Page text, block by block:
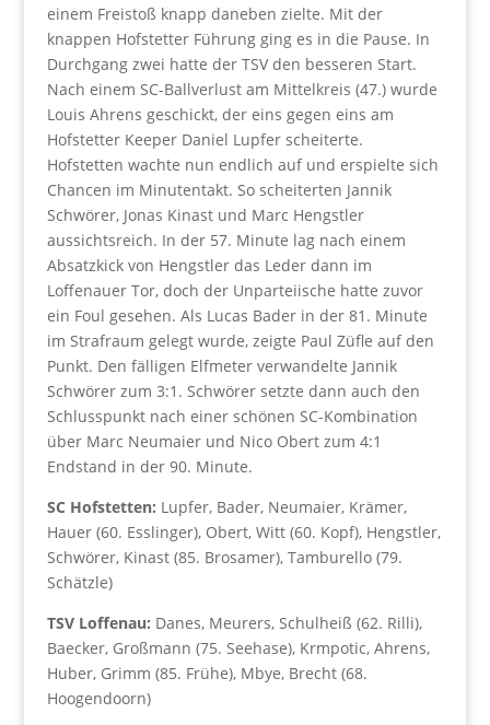
einem Freistoß knapp daneben zielte. Mit der
knappen Hofstetter Führung ging es in die Pause. In
Durchgang zwei hatte der TSV den besseren Start.
Nach einem SC-Ballverlust am Mittelkreis (47.) wurde
Louis Ahrens geschickt, der eins gegen eins am
Hofstetter Keeper Daniel Lupfer scheiterte.
Hofstetten wachte nun endlich auf und erspielte sich
Chancen im Minutentakt. So scheiterten Jannik
Schwörer, Jonas Kinast und Marc Hengstler
aussichtsreich. In der 57. Minute lag nach einem
Absatzkick von Hengstler das Leder dann im
Loffenauer Tor, doch der Unparteiische hatte zuvor
ein Foul gesehen. Als Lucas Bader in der 81. Minute
im Strafraum gelegt wurde, zeigte Paul Züfle auf den
Punkt. Den fälligen Elfmeter verwandelte Jannik
Schwörer zum 3:1. Schwörer setzte dann auch den
Schlusspunkt nach einer schönen SC-Kombination
über Marc Neumaier und Nico Obert zum 4:1
Endstand in der 90. Minute.
SC Hofstetten: Lupfer, Bader, Neumaier, Krämer,
Hauer (60. Esslinger), Obert, Witt (60. Kopf), Hengstler,
Schwörer, Kinast (85. Brosamer), Tamburello (79.
Schätzle)
TSV Loffenau: Danes, Meurers, Schulheiß (62. Rilli),
Baecker, Großmann (75. Seehase), Krmpotic, Ahrens,
Huber, Grimm (85. Frühe), Mbye, Brecht (68.
Hoogendoorn)